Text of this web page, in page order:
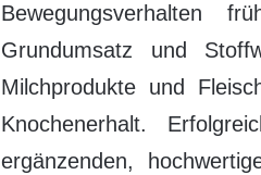
Bewegungsverhalten
Grundumsatz und
Milchprodukte und
Knochenerhalt.
ergänzenden,